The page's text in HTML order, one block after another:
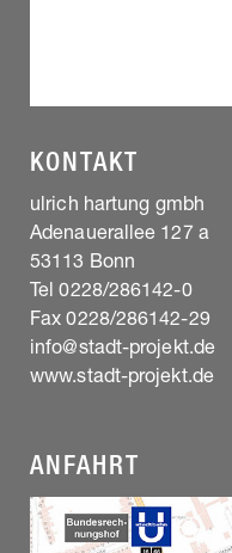
KONTAKT
ulrich hartung gmbh
Adenauerallee 127 a
53113 Bonn
Tel 0228/286142-0
Fax 0228/286142-29
info@stadt-projekt.de
www.stadt-projekt.de
ANFAHRT